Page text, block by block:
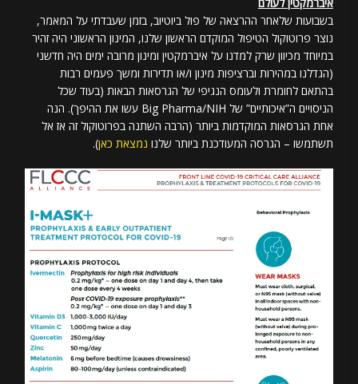
בשבועות שלאחר ההרצאה של פול ביוטיוב, בזמן שעבדתי על המאמר,
נוצר פרוטוקול הטיפול המוקדם הראשון שלנו, המינון הראשוני היה זהיר
במיוחד מכיוון שרק למדנו על איברמקטין ומינון מרובה ימים היה חדשני
(הגדלנו במהירות וברציפות מינון ו/או תדירות ומשך פעמים רבות
בהתאם לחומרת ולעומס הנגיפי של הגרסאות הבאות (בעוד שכל
הניסויים ה”איכותיים” של Big Pharma/NIH עשו את ההיפך). הנה
אחת הגרסאות המוקדמות ביותר (הרבה השתנה בפרוטוקול זה אז אל
תשתמשו – הגרסה המעודכנת ביותר שלנו נמצאת כאן).